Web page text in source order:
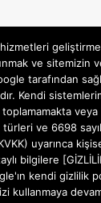
Politikası
ve sitemizin
tarafından
Kendi
türleri ve 6698
uyarınca
bilgilere
kendi gizlilik
kullanmaya